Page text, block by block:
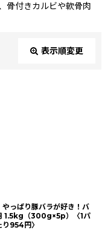
骨付きカルビや軟骨肉
表示順変更
やっぱり豚バラが好き！バ
1.5kg（300g×5p）〈1パ
り954円〉